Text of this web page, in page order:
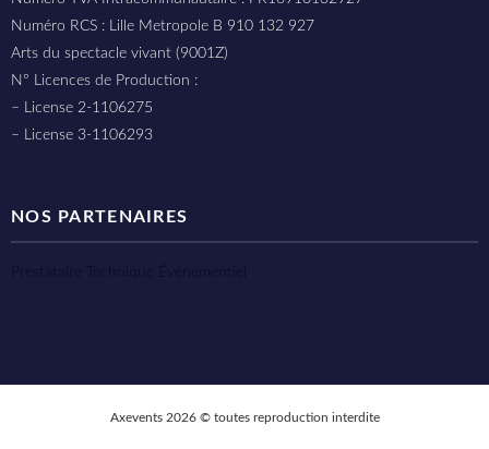
Numéro RCS : Lille Metropole B 910 132 927
Arts du spectacle vivant (9001Z)
N° Licences de Production :
– License 2-1106275
– License 3-1106293
NOS PARTENAIRES
Axevents 2026 © toutes reproduction interdite